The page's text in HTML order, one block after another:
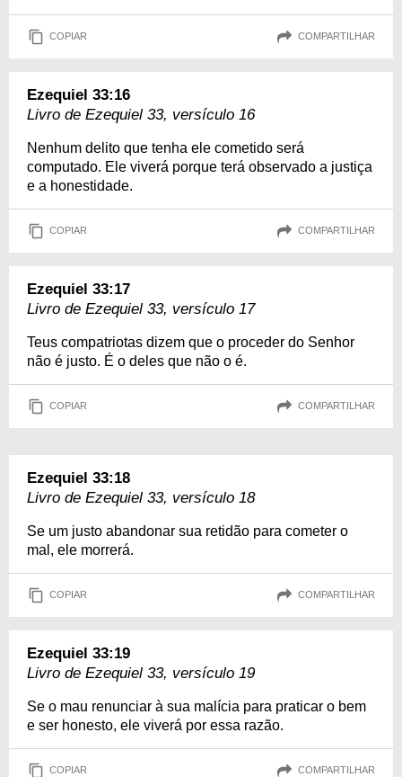
COPIAR COMPARTILHAR
Ezequiel 33:16
Livro de Ezequiel 33, versículo 16
Nenhum delito que tenha ele cometido será
computado. Ele viverá porque terá observado a justiça
e a honestidade.
COPIAR COMPARTILHAR
Ezequiel 33:17
Livro de Ezequiel 33, versículo 17
Teus compatriotas dizem que o proceder do Senhor
não é justo. É o deles que não o é.
COPIAR COMPARTILHAR
Ezequiel 33:18
Livro de Ezequiel 33, versículo 18
Se um justo abandonar sua retidão para cometer o
mal, ele morrerá.
COPIAR COMPARTILHAR
Ezequiel 33:19
Livro de Ezequiel 33, versículo 19
Se o mau renunciar à sua malícia para praticar o bem
e ser honesto, ele viverá por essa razão.
COPIAR COMPARTILHAR